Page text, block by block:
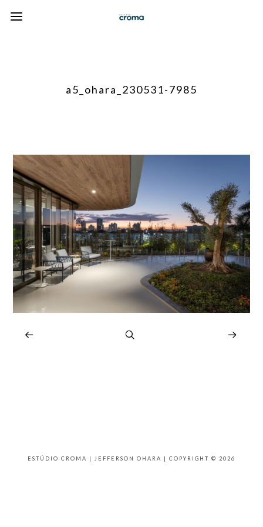
a5_ohara_230531-7985
ESTÚDIO CROMA | JEFFERSON OHARA | COPYRIGHT © 2026